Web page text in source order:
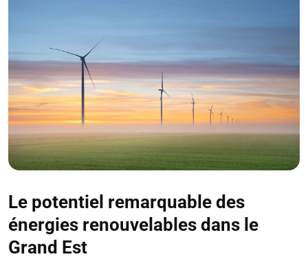
Le potentiel remarquable des
énergies renouvelables dans le
Grand Est